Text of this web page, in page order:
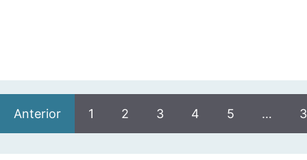
Anterior 1 2 3 4 5 …